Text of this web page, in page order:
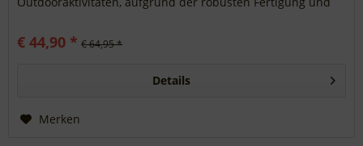
€ 44,90 * € 64,95 *
Details
Merken